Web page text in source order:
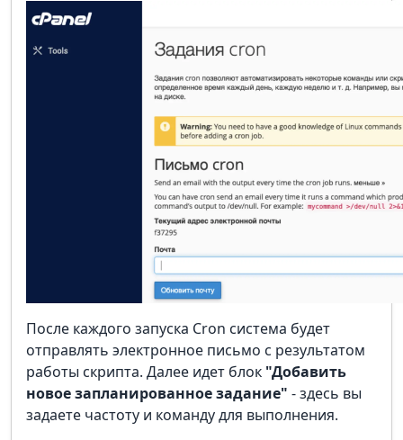
После каждого запуска Cron система будет
отправлять электронное письмо с результатом
работы скрипта. Далее идет блок "Добавить
новое запланированное задание" - здесь вы
задаете частоту и команду для выполнения.